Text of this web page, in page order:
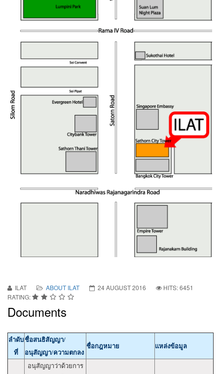
ILAT ABOUT ILAT 24 AUGUST 2016
HITS: 6451
RATING:
Documents
ลำดับ
ที่
ชื่อสนธิสัญญา/
อนุสัญญา/ความตกลง
ชื่อกฎหมาย แหล่งข้อมูล
อนุสัญญาว่าด้วยการ